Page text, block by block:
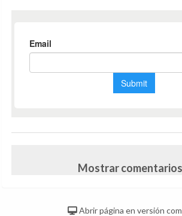
Mostrar
Abrir página en versión